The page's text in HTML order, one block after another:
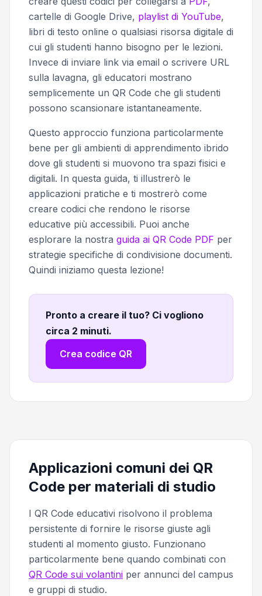
cartelle di Google Drive, playlist di YouTube,
libri di testo online o qualsiasi risorsa digitale di
cui gli studenti hanno bisogno per le lezioni.
Invece di inviare link via email o scrivere URL
sulla lavagna, gli educatori mostrano
semplicemente un QR Code che gli studenti
possono scansionare istantaneamente.
Questo approccio funziona particolarmente
bene per gli ambienti di apprendimento ibrido
dove gli studenti si muovono tra spazi fisici e
digitali. In questa guida, ti illustrerò le
applicazioni pratiche e ti mostrerò come
creare codici che rendono le risorse
educative più accessibili. Puoi anche
esplorare la nostra guida ai QR Code PDF per
strategie specifiche di condivisione documenti.
Quindi iniziamo questa lezione!
Pronto a creare il tuo? Ci vogliono
circa 2 minuti.
Crea codice QR
Applicazioni comuni dei QR
Code per materiali di studio
I QR Code educativi risolvono il problema
persistente di fornire le risorse giuste agli
studenti al momento giusto. Funzionano
particolarmente bene quando combinati con
QR Code sui volantini per annunci del campus
e gruppi di studio.